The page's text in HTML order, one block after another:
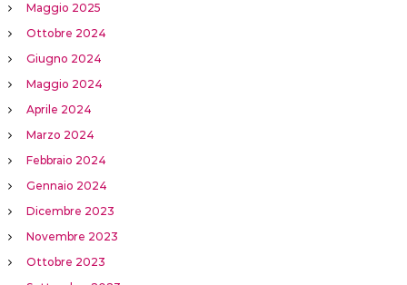
Maggio 2025
Ottobre 2024
Giugno 2024
Maggio 2024
Aprile 2024
Marzo 2024
Febbraio 2024
Gennaio 2024
Dicembre 2023
Novembre 2023
Ottobre 2023